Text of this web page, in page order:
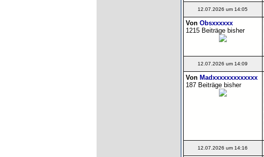
12.07.2026 um 14:05
Von Obsxxxxxx
1215 Beiträge bisher
12.07.2026 um 14:09
Von Madxxxxxxxxxxxxx
187 Beiträge bisher
12.07.2026 um 14:16